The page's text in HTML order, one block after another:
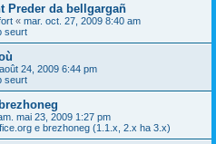
Preder da bellgargañ
« mar. oct. 27, 2009 8:40 am
seurt
24, 2009 6:44 pm
seurt
mai 23, 2009 1:27 pm
e brezhoneg (1.1.x, 2.x ha 3.x)